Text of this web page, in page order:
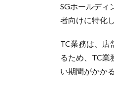
SGホールディ
者向けに特化
TC業務は、店
るため、TC業
い期間がかか